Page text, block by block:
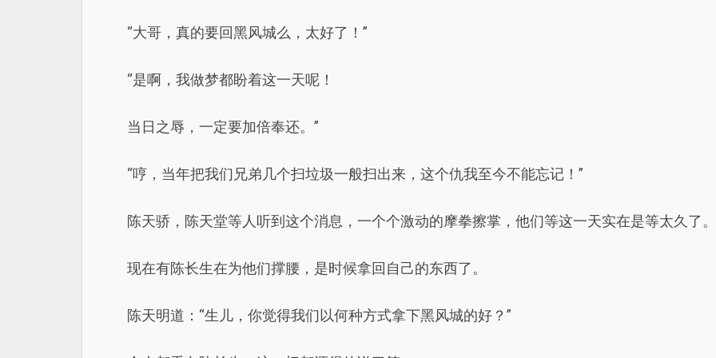
“大哥，真的要回黑风城么，太好了！”
“是啊，我做梦都盼着这一天呢！
当日之辱，一定要加倍奉还。”
“哼，当年把我们兄弟几个扫垃圾一般扫出来，这个仇我至今不能忘记！”
陈天骄，陈天堂等人听到这个消息，一个个激动的摩拳擦掌，他们等这一天实在是等太久了。
现在有陈长生在为他们撑腰，是时候拿回自己的东西了。
陈天明道：“生儿，你觉得我们以何种方式拿下黑风城的好？”